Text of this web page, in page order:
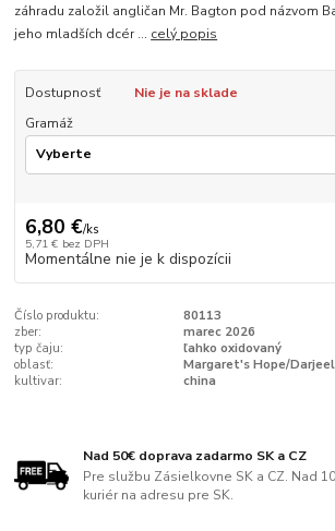
záhradu založil angličan Mr. Bagton pod názvom
jeho mladších dcér ... celý popis
Dostupnosť
Nie je na sklade
Gramáž
6,80 €/ks
5,71 € bez DPH
Momentálne nie je k dispozícii
Číslo produktu:
80113
zber:
marec 2026
typ čaju:
ľahko oxidovaný
oblasť:
Margaret's Hope/
kultivar:
china
Nad 50€ doprava zadarmo SK a CZ
Pre službu Zásielkovne SK a CZ. Nad
kuriér na adresu pre SK.